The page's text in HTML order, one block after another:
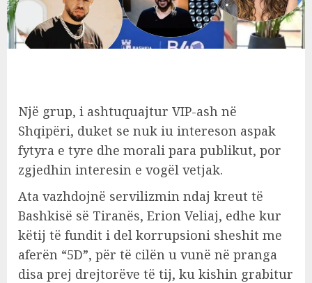
Një grup, i ashtuquajtur VIP-ash në
Shqipëri, duket se nuk iu intereson aspak
fytyra e tyre dhe morali para publikut, por
zgjedhin interesin e vogël vetjak.
Ata vazhdojnë servilizmin ndaj kreut të
Bashkisë së Tiranës, Erion Veliaj, edhe kur
këtij të fundit i del korrupsioni sheshit me
aferën “5D”, për të cilën u vunë në pranga
disa prej drejtorëve të tij, ku kishin grabitur